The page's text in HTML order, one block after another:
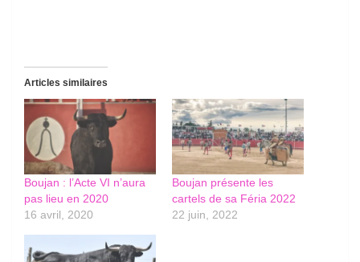
Articles similaires
Boujan : l’Acte VI n’aura
pas lieu en 2020
16 avril, 2020
Boujan présente les
cartels de sa Féria 2022
22 juin, 2022